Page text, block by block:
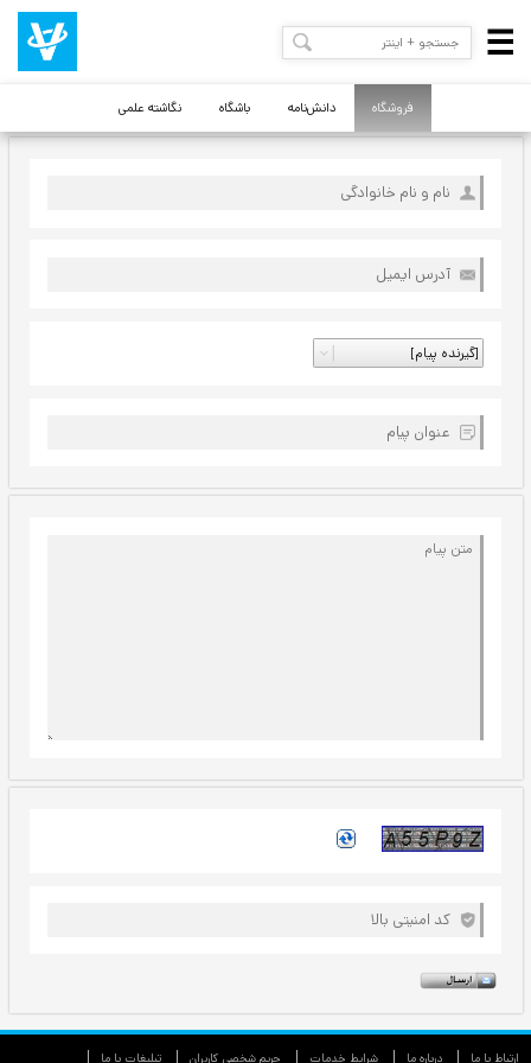
فروشگاه دانش‌نامه باشگاه نگاشته علمی
ارتباط با ما درباره ما شرایط خدمات حريم شخصی كاربران تبليغات با ما